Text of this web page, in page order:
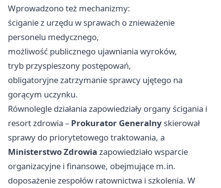
Wprowadzono też mechanizmy:
ściganie z urzędu w sprawach o znieważenie
personelu medycznego,
możliwość publicznego ujawniania wyroków,
tryb przyspieszony postępowań,
obligatoryjne zatrzymanie sprawcy ujętego na
gorącym uczynku.
Równolegle działania zapowiedziały organy ścigania i
resort zdrowia – Prokurator Generalny skierował
sprawy do priorytetowego traktowania, a
Ministerstwo Zdrowia zapowiedziało wsparcie
organizacyjne i finansowe, obejmujące m.in.
doposażenie zespołów ratownictwa i szkolenia. W